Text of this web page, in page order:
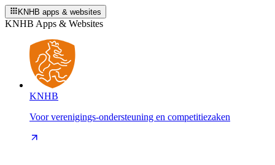
KNHB apps & websites
KNHB Apps & Websites
KNHB
Voor verenigings-ondersteuning en competitiezaken